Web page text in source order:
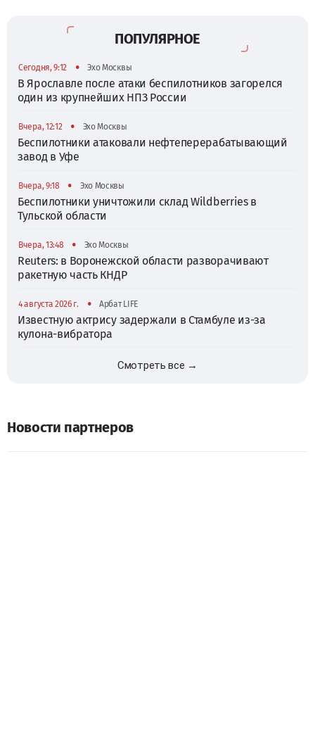
ПОПУЛЯРНОЕ
Сегодня, 9:12 • Эхо Москвы
В Ярославле после атаки беспилотников загорелся
один из крупнейших НПЗ России
Вчера, 12:12 • Эхо Москвы
Беспилотники атаковали нефтеперерабатывающий
завод в Уфе
Вчера, 9:18 • Эхо Москвы
Беспилотники уничтожили склад Wildberries в
Тульской области
Вчера, 13:48 • Эхо Москвы
Reuters: в Воронежской области разворачивают
ракетную часть КНДР
4 августа 2026 г. • Арбат LIFE
Известную актрису задержали в Стамбуле из-за
кулона-вибратора
Смотреть все →
Новости партнеров